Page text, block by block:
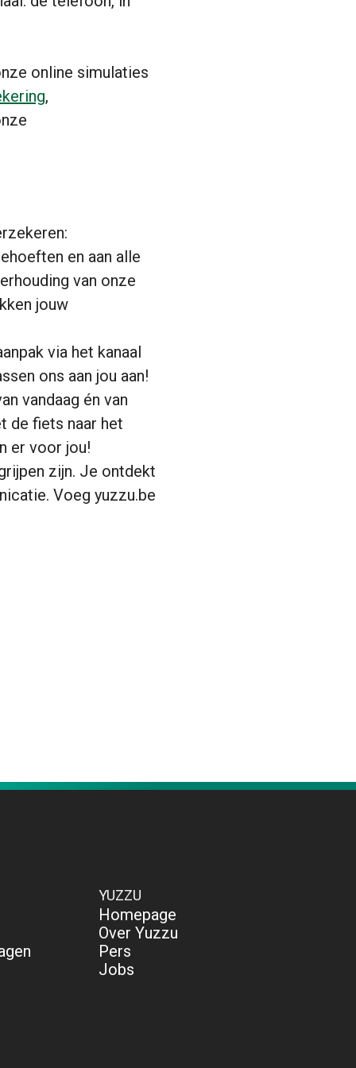
online simulaties
,
en aan alle
van onze
jouw
via het kanaal
ons aan jou aan!
vandaag én van
de fiets naar het
er voor jou!
zijn. Je ontdekt
Voeg yuzzu.be
YUZZU
Homepage
Over Yuzzu
Pers
Jobs